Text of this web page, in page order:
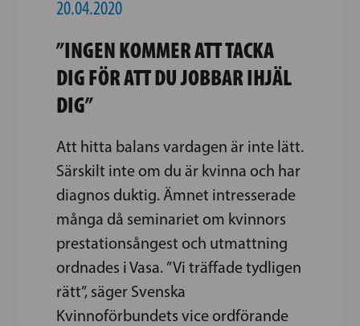
20.04.2020
”INGEN KOMMER ATT TACKA
DIG FÖR ATT DU JOBBAR IHJÄL
DIG”
Att hitta balans vardagen är inte lätt.
Särskilt inte om du är kvinna och har
diagnos duktig. Ämnet ­intresserade
många då seminariet om kvinnors
prestationsångest och utmattning
ordnades i Vasa. ”Vi träffade tydligen
rätt”, säger Svenska
Kvinnoförbundets vice ordförande